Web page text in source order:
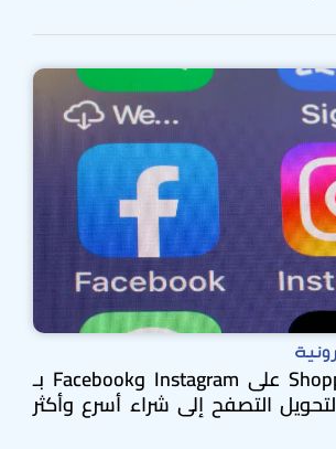
Meta تعزز Shopping على Instagram وFacebook بـ
Generative AI لتحويل التصفح إلى شراء أسرع وأكثر